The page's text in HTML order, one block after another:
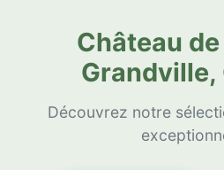
Château
Grandville,
Découvrez notre